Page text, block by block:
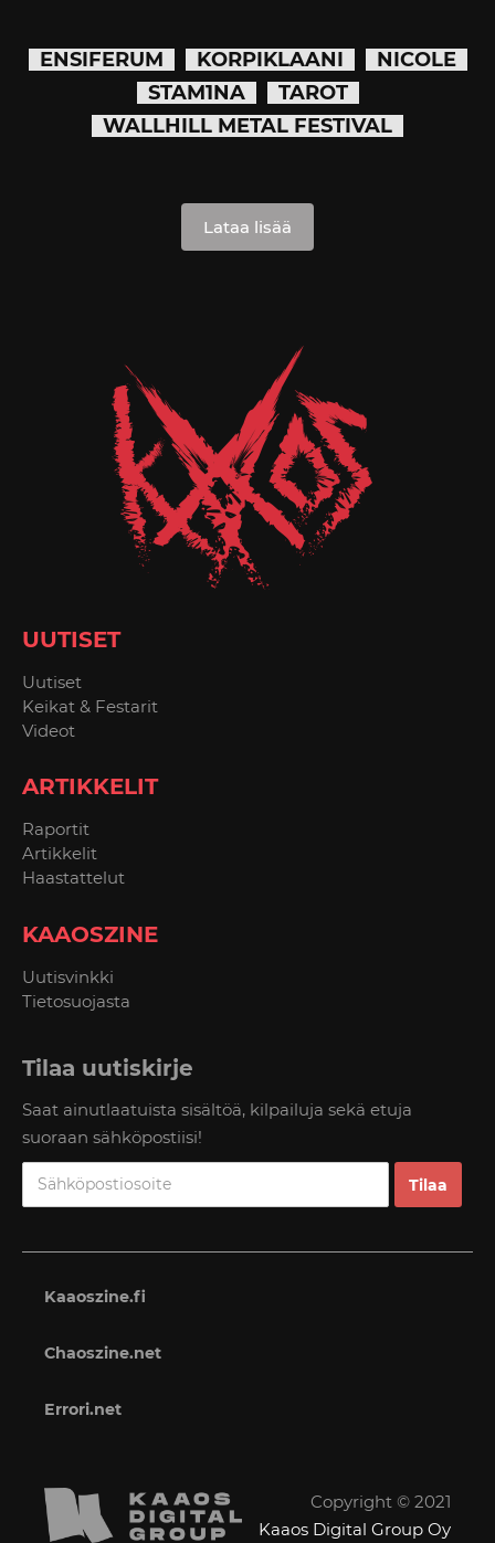
ENSIFERUM KORPIKLAANI
NICOLE
STAM1NA
TAROT
WALLHILL METAL FESTIVAL
Lataa lisää
UUTISET
Uutiset
Keikat & Festarit
Videot
ARTIKKELIT
Raportit
Artikkelit
Haastattelut
KAAOSZINE
Uutisvinkki
Tietosuojasta
Tilaa uutiskirje
Saat ainutlaatuista sisältöä, kilpailuja sekä etuja
suoraan sähköpostiisi!
Kaaoszine.fi
Chaoszine.net
Errori.net
Copyright © 2021
Kaaos Digital Group Oy